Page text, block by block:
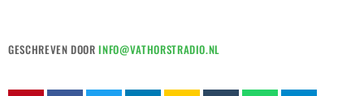
GESCHREVEN DOORINFO@VATHORSTRADIO.NL